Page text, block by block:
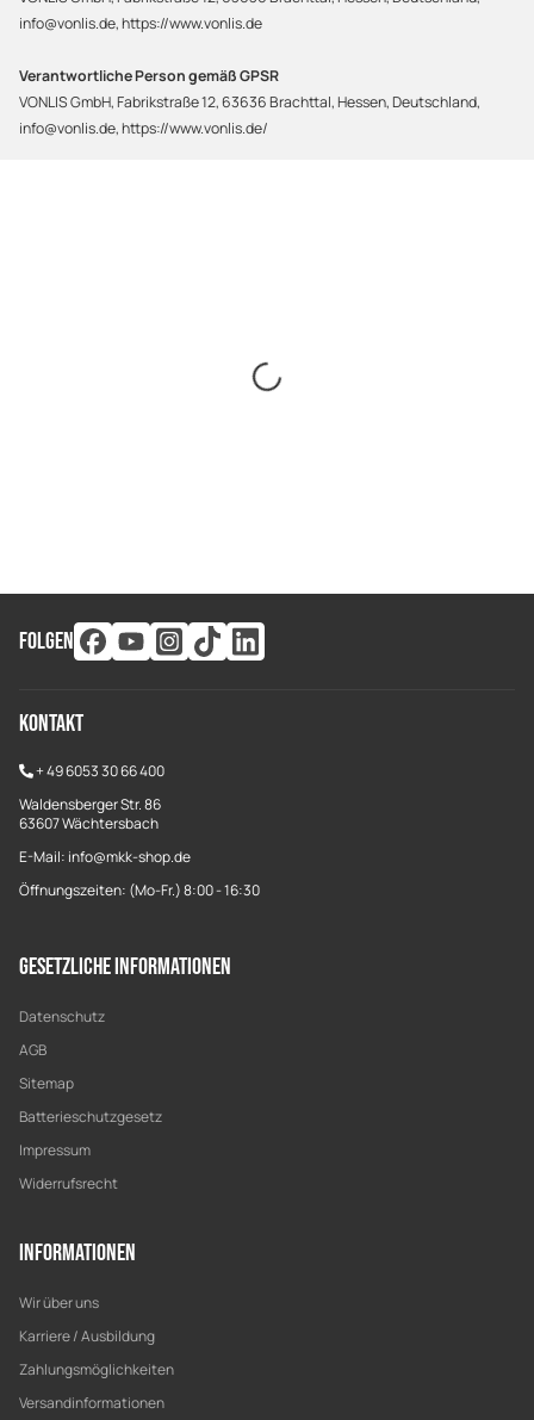
info@vonlis.de, https://www.vonlis.de
Verantwortliche Person gemäß GPSR
VONLIS GmbH, Fabrikstraße 12, 63636 Brachttal, Hessen, Deutschland,
info@vonlis.de, https://www.vonlis.de/
FOLGEN
Kontakt
+49 6053 30 66 400
Waldensberger Str. 86
63607 Wächtersbach
E-Mail: info@mkk-shop.de
Öffnungszeiten: (Mo-Fr.) 8:00 - 16:30
Gesetzliche Informationen
Datenschutz
AGB
Sitemap
Batterieschutzgesetz
Impressum
Widerrufsrecht
Informationen
Wir über uns
Karriere / Ausbildung
Zahlungsmöglichkeiten
Versandinformationen